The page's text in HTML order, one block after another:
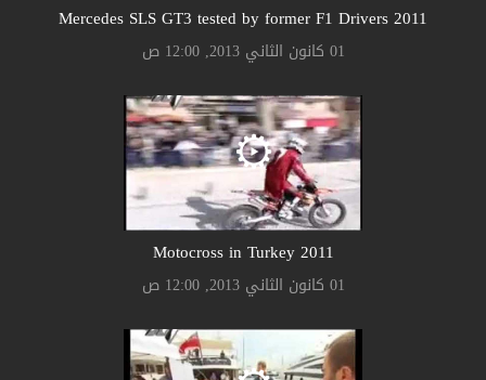
2011 Mercedes SLS GT3 tested by former F1 Drivers
01 كانون الثاني 2013, 12:00 ص
2011 Motocross in Turkey
01 كانون الثاني 2013, 12:00 ص